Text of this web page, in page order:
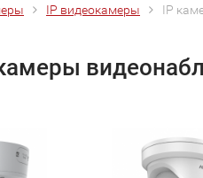
IP видеокамеры IP